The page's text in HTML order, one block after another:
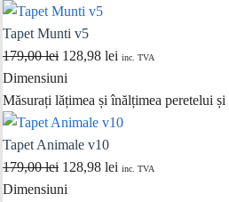
Tapet Munti v5
179,00lei Prețul
inițial
a
fost:
179,00 lei.
128,98 lei Prețul
este:
128,98 lei.
inc. TVA
Dimensiuni
Măsurați lățimea și înălțimea peretelui
Tapet Animale v10
179,00lei Prețul
inițial
128,98 lei Prețul
inc. TVA
Dimensiuni